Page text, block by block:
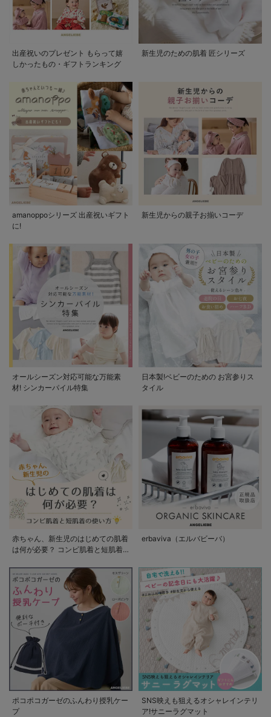
出産祝いのプレゼント もらって嬉
しかったもの・ギフトランキング
新生児のための肌着 匠シリーズ
amanoppoシリーズ 出産祝いギフト
に!
新生児からの親子お揃いコーデ
オールシーズン対応可能な万能素
材! シンカーパイル特集
日本製!ベビーのための お宮参りス
タイル
赤ちゃん、新生児のはじめての肌着
は何が必要？ コンビ肌着と短肌着
erbaviva（エルバビーバ）
ポコポコガーゼのふんわり授乳ケー
プ
SNS映えも狙えるオシャレインテリ
ア!サニーラグマット